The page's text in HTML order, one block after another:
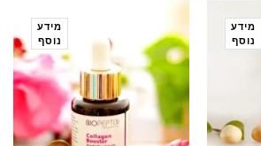
מידע
נוסף
מידע
נוסף